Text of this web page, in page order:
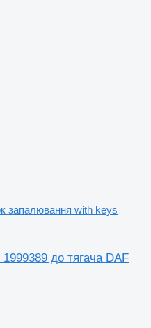
запалювання with keys
до тягача DAF